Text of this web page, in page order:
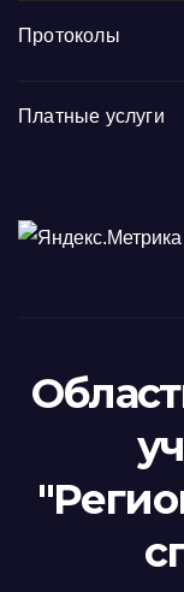
Протоколы
Платные услуги